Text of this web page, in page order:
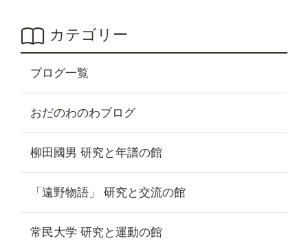
カテゴリー
ブログ一覧
おだのわのわブログ
柳田國男 研究と年譜の館
「遠野物語」 研究と交流の館
常民大学 研究と運動の館